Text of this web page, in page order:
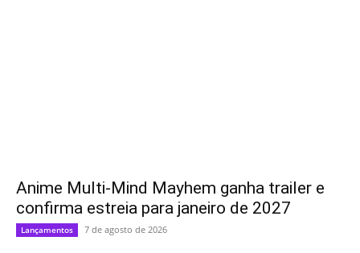
Anime Multi-Mind Mayhem ganha trailer e
confirma estreia para janeiro de 2027
Lançamentos 7 de agosto de 2026